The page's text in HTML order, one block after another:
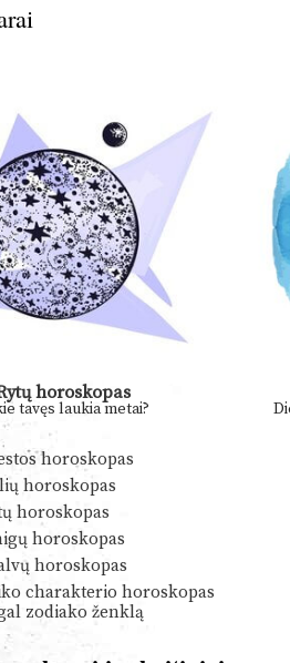
horoskopas
tavęs laukia metai?
horoskopas
horoskopas
horoskopas
horoskopas
horoskopas
charakterio horoskopas
zodiako ženklą